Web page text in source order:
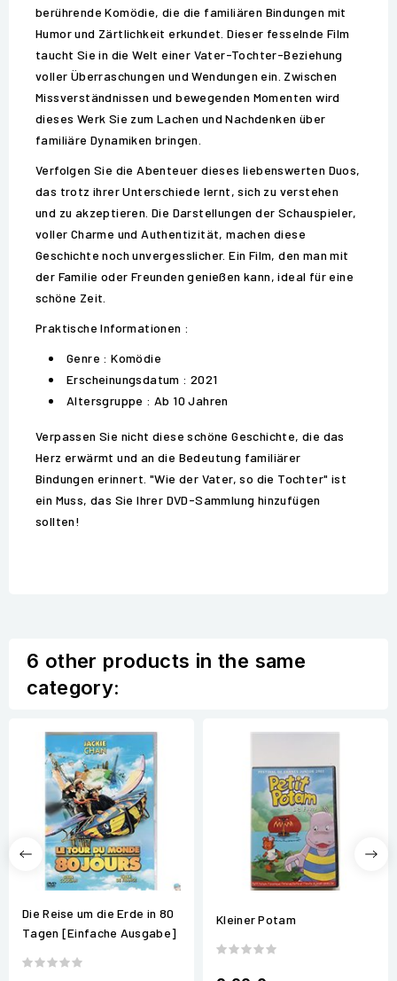
berührende Komödie, die die familiären Bindungen mit
Humor und Zärtlichkeit erkundet. Dieser fesselnde Film
taucht Sie in die Welt einer Vater-Tochter-Beziehung
voller Überraschungen und Wendungen ein. Zwischen
Missverständnissen und bewegenden Momenten wird
dieses Werk Sie zum Lachen und Nachdenken über
familiäre Dynamiken bringen.
Verfolgen Sie die Abenteuer dieses liebenswerten Duos,
das trotz ihrer Unterschiede lernt, sich zu verstehen
und zu akzeptieren. Die Darstellungen der Schauspieler,
voller Charme und Authentizität, machen diese
Geschichte noch unvergesslicher. Ein Film, den man mit
der Familie oder Freunden genießen kann, ideal für eine
schöne Zeit.
Praktische Informationen :
Genre : Komödie
Erscheinungsdatum : 2021
Altersgruppe : Ab 10 Jahren
Verpassen Sie nicht diese schöne Geschichte, die das
Herz erwärmt und an die Bedeutung familiärer
Bindungen erinnert. "Wie der Vater, so die Tochter" ist
ein Muss, das Sie Ihrer DVD-Sammlung hinzufügen
sollten!
6 other products in the same
category:
Die Reise um die Erde in 80
Tagen [Einfache Ausgabe]
Kleiner Potam